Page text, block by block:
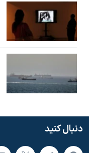
دنبال کنید